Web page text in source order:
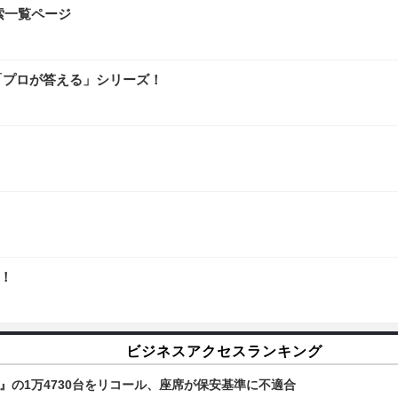
覧ページ
ロが答える」シリーズ！
ビジネスアクセスランキング
の1万4730台をリコール、座席が保安基準に不適合